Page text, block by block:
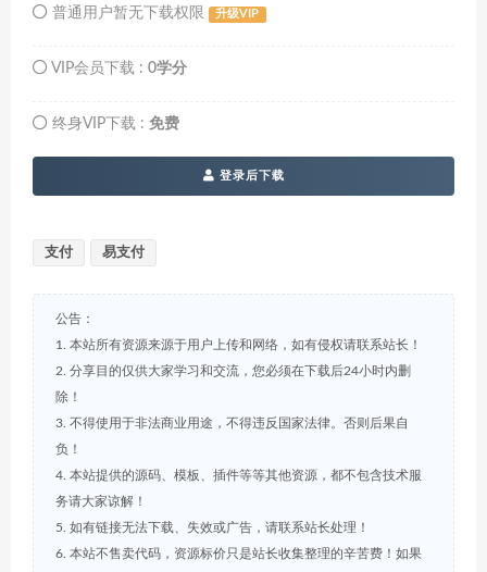
普通用户暂无下载权限 升级VIP
VIP会员下载 : 0学分
终身VIP下载 : 免费
登录后下载
支付 易支付
公告：
1. 本站所有资源来源于用户上传和网络，如有侵权请联系站长！
2. 分享目的仅供大家学习和交流，您必须在下载后24小时内删
除！
3. 不得使用于非法商业用途，不得违反国家法律。否则后果自
负！
4. 本站提供的源码、模板、插件等等其他资源，都不包含技术服
务请大家谅解！
5. 如有链接无法下载、失效或广告，请联系站长处理！
6. 本站不售卖代码，资源标价只是站长收集整理的辛苦费！如果